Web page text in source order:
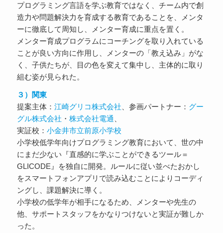
プログラミング言語を学ぶ教育ではなく、チーム内で創
造力や問題解決力を育成する教育であることを、メンタ
ーに徹底して周知し、メンター育成に重点を置く。
メンター育成プログラムにコーチングを取り入れている
ことが良い方向に作用し、メンターの「教え込み」がな
く、子供たちが、目の色を変えて集中し、主体的に取り
組む姿が見られた。
３）関東
提案主体： 江崎グリコ株式会社 、参画パートナー： グー
グル株式会社 ・ 株式会社電通
実証校： 小金井市立前原小学校
小学校低学年向けプログラミング教育において、世の中
にまだ少ない『直感的に学ぶことができるツール＝
GLICODE』を独自に開発。ルールに従い並べたおかし
をスマートフォンアプリで読み込むことによりコーディ
ングし、課題解決に導く。
小学校の低学年が相手になるため、メンターや先生の
他、サポートスタッフをかなりつけないと実証が難しか
った。